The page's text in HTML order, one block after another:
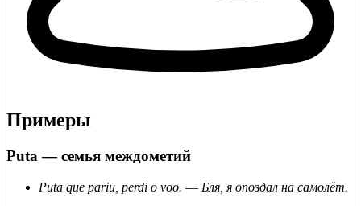
Примеры
Puta — семья междометий
Puta que pariu, perdi o voo. — Бля, я опоздал на самолёт.